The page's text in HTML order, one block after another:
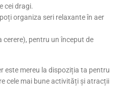
cei dragi.
organiza seri relaxante în aer
cerere), pentru un început de
este mereu la dispoziția ta pentru
cele mai bune activități și atracții